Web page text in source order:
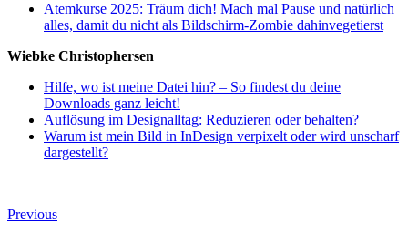
Atemkurse 2025: Träum dich! Mach mal Pause und natürlich
alles, damit du nicht als Bildschirm-Zombie dahinvegetierst
Wiebke Christophersen
Hilfe, wo ist meine Datei hin? – So findest du deine
Downloads ganz leicht!
Auflösung im Designalltag: Reduzieren oder behalten?
Warum ist mein Bild in InDesign verpixelt oder wird unscharf
dargestellt?
Beitragsnavigation
Previous